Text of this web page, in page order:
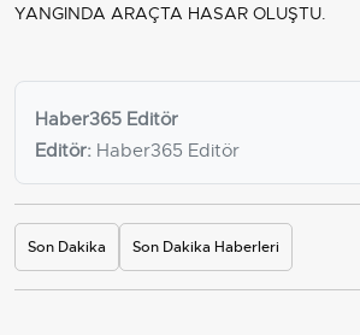
YANGINDA ARAÇTA HASAR OLUŞTU.
Haber365 Editör
Editör: Haber365 Editör
Son Dakika Son Dakika Haberleri